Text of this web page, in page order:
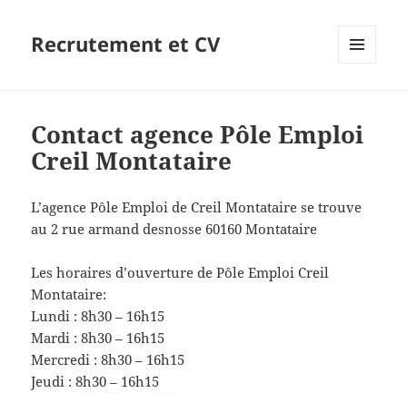
Recrutement et CV
Contact agence Pôle Emploi
Creil Montataire
L’agence Pôle Emploi de Creil Montataire se trouve
au 2 rue armand desnosse 60160 Montataire
Les horaires d’ouverture de Pôle Emploi Creil
Montataire:
Lundi : 8h30 – 16h15
Mardi : 8h30 – 16h15
Mercredi : 8h30 – 16h15
Jeudi : 8h30 – 16h15